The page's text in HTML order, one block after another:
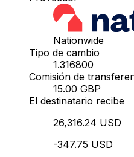
Nationwide
Tipo de cambio
1.316800
Comisión de
15.00 GBP
El destinatario recibe
26,316.24 USD
-347.75 USD